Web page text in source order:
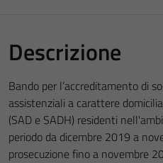
Descrizione
Bando per l’accreditamento di
assistenziali a carattere
(SAD e SADH) residenti
periodo da dicembre 2019 a
prosecuzione fino a novembre